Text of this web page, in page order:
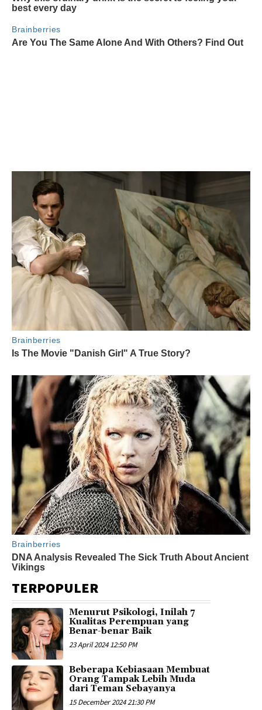
TERPOPULER
Menurut Psikologi, Inilah 7
Kualitas Perempuan yang
Benar-benar Baik
23 April 2024 12:50 PM
Beberapa Kebiasaan Membuat
Orang Tampak Lebih Muda
dari Teman Sebayanya
15 December 2024 21:30 PM